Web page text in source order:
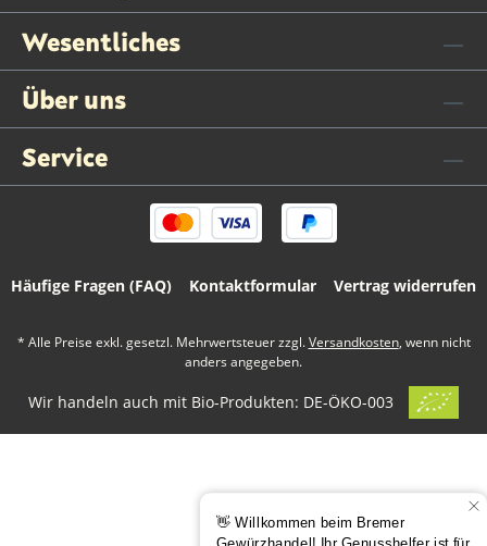
Wesentliches
Über uns
Service
Häufige Fragen (FAQ) Kontaktformular Vertrag widerrufen
* Alle Preise exkl. gesetzl. Mehrwertsteuer zzgl.Versandkosten, wenn nicht
anders angegeben.
Wir handeln auch mit Bio-Produkten: DE-ÖKO-003